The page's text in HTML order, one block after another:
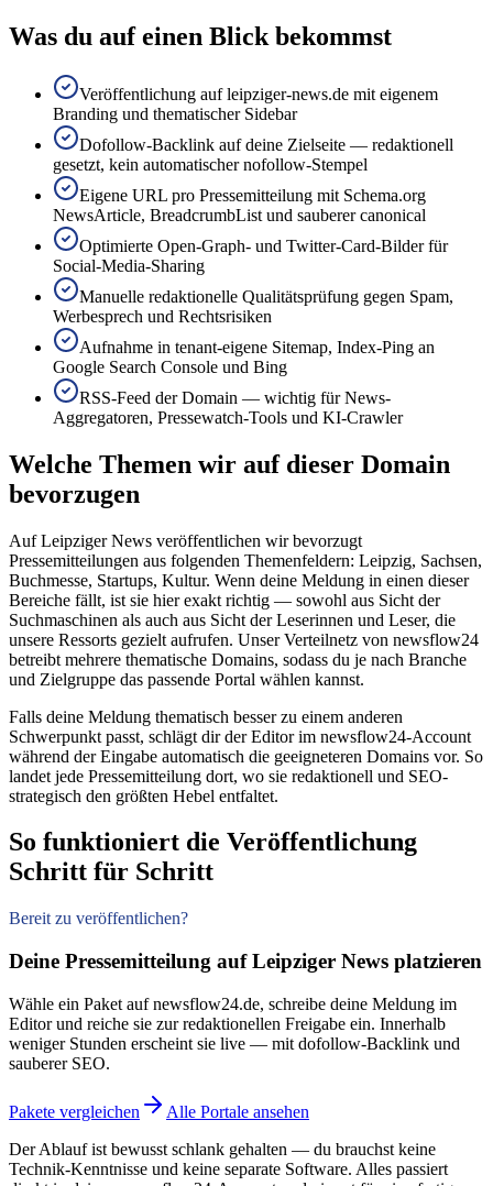
Was du auf einen Blick bekommst
Veröffentlichung auf leipziger-news.de mit eigenem
Branding und thematischer Sidebar
Dofollow-Backlink auf deine Zielseite — redaktionell
gesetzt, kein automatischer nofollow-Stempel
Eigene URL pro Pressemitteilung mit Schema.org
NewsArticle, BreadcrumbList und sauberer canonical
Optimierte Open-Graph- und Twitter-Card-Bilder für
Social-Media-Sharing
Manuelle redaktionelle Qualitätsprüfung gegen Spam,
Werbesprech und Rechtsrisiken
Aufnahme in tenant-eigene Sitemap, Index-Ping an
Google Search Console und Bing
RSS-Feed der Domain — wichtig für News-
Aggregatoren, Pressewatch-Tools und KI-Crawler
Welche Themen wir auf dieser Domain
bevorzugen
Auf Leipziger News veröffentlichen wir bevorzugt
Pressemitteilungen aus folgenden Themenfeldern: Leipzig, Sachsen,
Buchmesse, Startups, Kultur. Wenn deine Meldung in einen dieser
Bereiche fällt, ist sie hier exakt richtig — sowohl aus Sicht der
Suchmaschinen als auch aus Sicht der Leserinnen und Leser, die
unsere Ressorts gezielt aufrufen. Unser Verteilnetz von newsflow24
betreibt mehrere thematische Domains, sodass du je nach Branche
und Zielgruppe das passende Portal wählen kannst.
Falls deine Meldung thematisch besser zu einem anderen
Schwerpunkt passt, schlägt dir der Editor im newsflow24-Account
während der Eingabe automatisch die geeigneteren Domains vor. So
landet jede Pressemitteilung dort, wo sie redaktionell und SEO-
strategisch den größten Hebel entfaltet.
So funktioniert die Veröffentlichung
Schritt für Schritt
Bereit zu veröffentlichen?
Deine Pressemitteilung auf Leipziger News platzieren
Wähle ein Paket auf newsflow24.de, schreibe deine Meldung im
Editor und reiche sie zur redaktionellen Freigabe ein. Innerhalb
weniger Stunden erscheint sie live — mit dofollow-Backlink und
sauberer SEO.
Pakete vergleichen
Alle Portale ansehen
Der Ablauf ist bewusst schlank gehalten — du brauchst keine
Technik-Kenntnisse und keine separate Software. Alles passiert